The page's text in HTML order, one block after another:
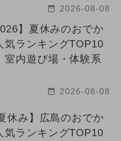
グルメフェス
い）
イベント
2026-08-08
】夏休みのおでか
気ランキングTOP10
室内遊び場・体験系
2026-08-08
休み】広島のおでか
気ランキングTOP10